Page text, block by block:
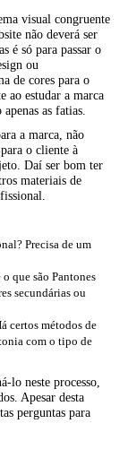
visual congruente
não deverá ser
é só para passar o
ou
de cores para o
ao estudar a marca
as fatias.
a marca, não
o cliente à
Daí ser bom ter
materiais de
Precisa de um
que são Pantones
secundárias ou
certos métodos de
com o tipo de
lo neste processo,
Apesar desta
perguntas para